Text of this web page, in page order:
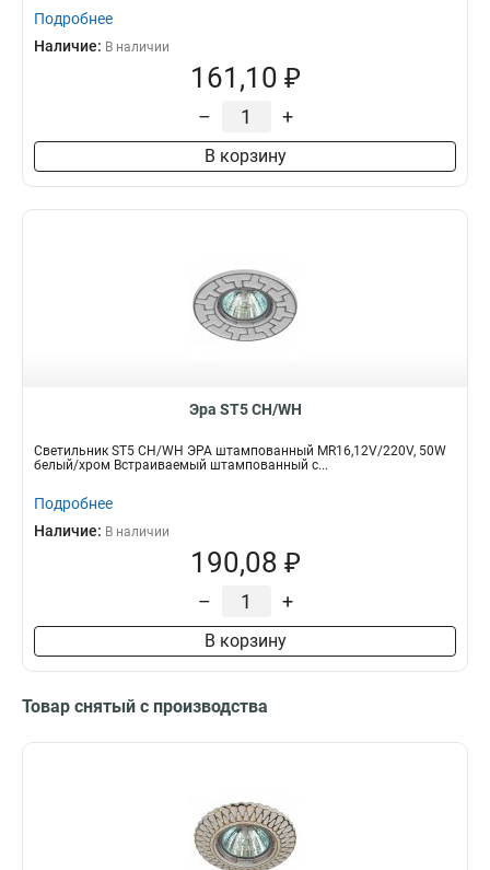
Подробнее
Наличие: В наличии
161,10 ₽
– +
В корзину
Эра ST5 CH/WH
Светильник ST5 CH/WH ЭРА штампованный MR16,12V/220V, 50W
белый/хром Встраиваемый штампованный с...
Подробнее
Наличие: В наличии
190,08 ₽
– +
В корзину
Товар снятый с производства